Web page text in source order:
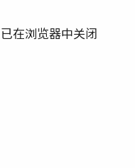
在浏览器中关闭